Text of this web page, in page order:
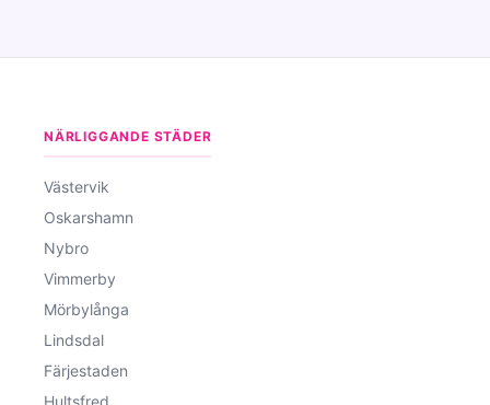
NÄRLIGGANDE STÄDER
Västervik
Oskarshamn
Nybro
Vimmerby
Mörbylånga
Lindsdal
Färjestaden
Hultsfred